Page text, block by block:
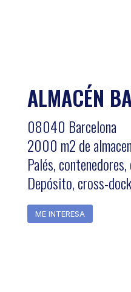
ALMACÉN
08040 Barcelona
2000 m2 de
Palés,
Depósito, cross-
ME INTERESA